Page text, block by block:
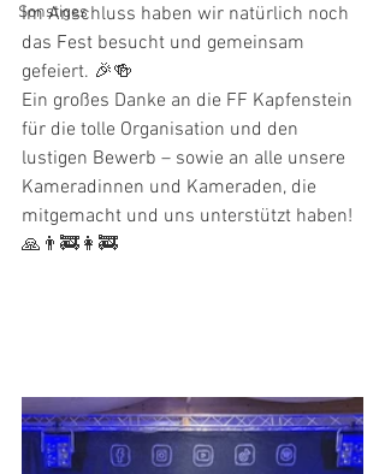
Sonstiges
Im Anschluss haben wir natürlich noch
das Fest besucht und gemeinsam
gefeiert. 🎉🍻
Ein großes Danke an die FF Kapfenstein
für die tolle Organisation und den
lustigen Bewerb – sowie an alle unsere
Kameradinnen und Kameraden, die
mitgemacht und uns unterstützt haben!
🙏👨‍🚒👩‍🚒